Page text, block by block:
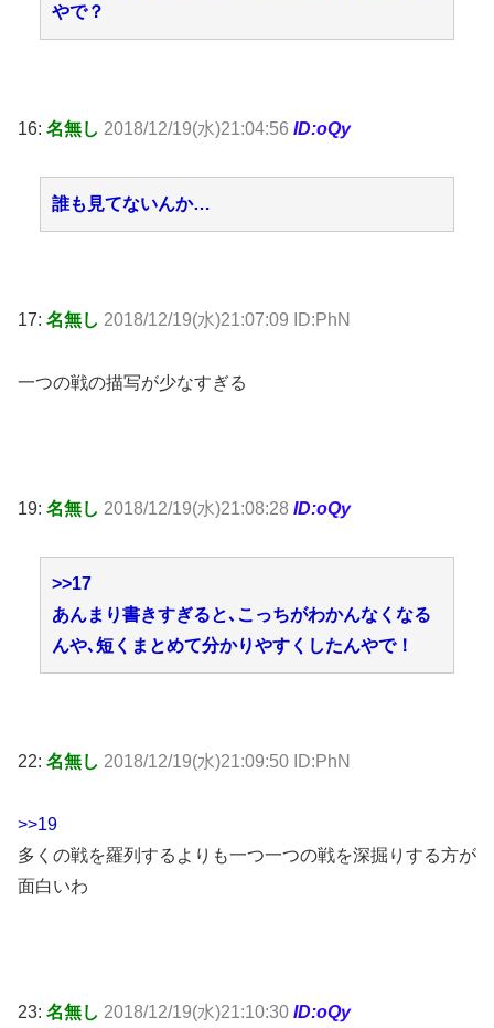
やで？
16: 名無し 2018/12/19(水)21:04:56 ID:oQy
誰も見てないんか…
17: 名無し 2018/12/19(水)21:07:09 ID:PhN
一つの戦の描写が少なすぎる
19: 名無し 2018/12/19(水)21:08:28 ID:oQy
>>17
あんまり書きすぎると､こっちがわかんなくなる
んや､短くまとめて分かりやすくしたんやで！
22: 名無し 2018/12/19(水)21:09:50 ID:PhN
>>19
多くの戦を羅列するよりも一つ一つの戦を深掘りする方が
面白いわ
23: 名無し 2018/12/19(水)21:10:30 ID:oQy